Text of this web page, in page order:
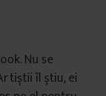
Nu se
îl știu, ei